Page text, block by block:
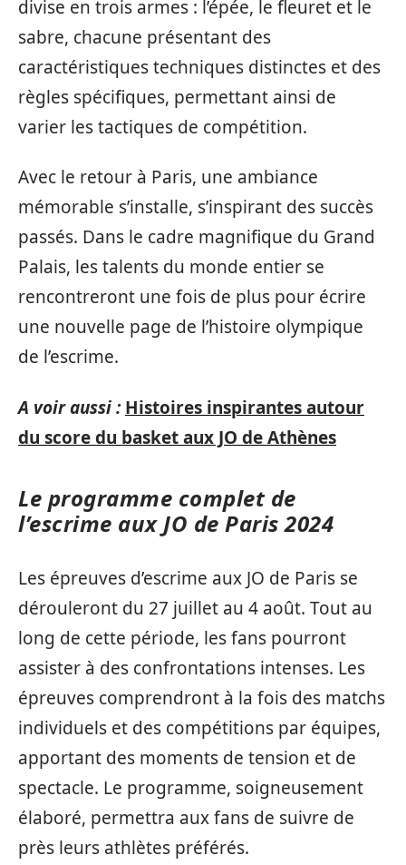
divise en trois armes : l’épée, le fleuret et le
sabre, chacune présentant des
caractéristiques techniques distinctes et des
règles spécifiques, permettant ainsi de
varier les tactiques de compétition.
Avec le retour à Paris, une ambiance
mémorable s’installe, s’inspirant des succès
passés. Dans le cadre magnifique du Grand
Palais, les talents du monde entier se
rencontreront une fois de plus pour écrire
une nouvelle page de l’histoire olympique
de l’escrime.
A voir aussi : Histoires inspirantes autour
du score du basket aux JO de Athènes
Le programme complet de
l’escrime aux JO de Paris 2024
Les épreuves d’escrime aux JO de Paris se
dérouleront du 27 juillet au 4 août. Tout au
long de cette période, les fans pourront
assister à des confrontations intenses. Les
épreuves comprendront à la fois des matchs
individuels et des compétitions par équipes,
apportant des moments de tension et de
spectacle. Le programme, soigneusement
élaboré, permettra aux fans de suivre de
près leurs athlètes préférés.